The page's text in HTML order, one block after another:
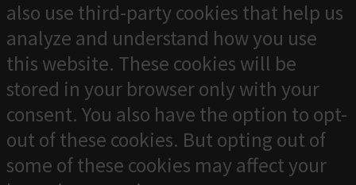
also use third-party cookies that help us
analyze and understand how you use
this website. These cookies will be
stored in your browser only with your
consent. You also have the option to opt-
out of these cookies. But opting out of
some of these cookies may affect your